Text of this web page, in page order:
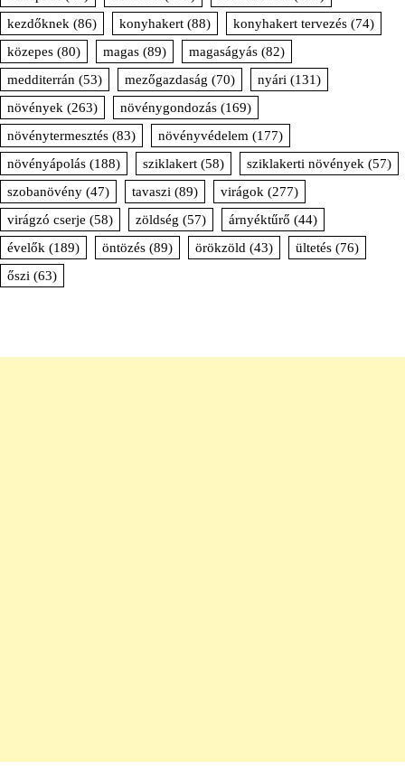
kezdőknek (86) konyhakert (88) konyhakert tervezés (74)
közepes (80) magas (89) magaságyás (82)
medditerrán (53) mezőgazdaság (70) nyári (131)
növények (263) növénygondozás (169)
növénytermesztés (83) növényvédelem (177)
növényápolás (188) sziklakert (58) sziklakerti növények (57)
szobanövény (47) tavaszi (89) virágok (277)
virágzó cserje (58) zöldség (57) árnyéktűrő (44)
évelők (189) öntözés (89) örökzöld (43) ültetés (76)
őszi (63)